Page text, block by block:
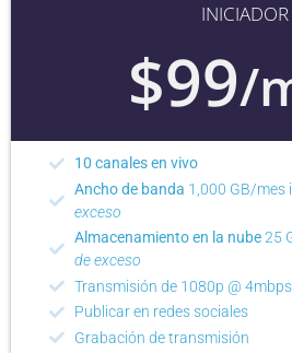
INICIADOR
$99/
10 canales en vivo
Ancho de banda 1,000 GB/mes
exceso
Almacenamiento en la nube25
de exceso
Transmisión de 1080p @ 4mbps
Publicar en redes sociales
Grabación de transmisión